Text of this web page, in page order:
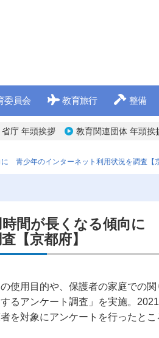
委員会 教育旅行 整備
省庁 年頭挨拶 教育関連団体 年頭挨
青少年のインターネット利用状況を調査【
間が長くなる傾向に
【京都府】
使用目的や、保護者の家庭での
るアンケート調査」を実施。
を対象にアンケートを行ったと